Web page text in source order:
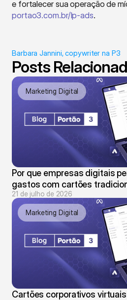
portao3.com.br/lp-ads.
Barbara Jannini, copywriter na P3
Posts
Marketing Digital
Por que empresas digitais
gastos com cartões
21 de julho de 2026
Marketing Digital
Cartões corporativos